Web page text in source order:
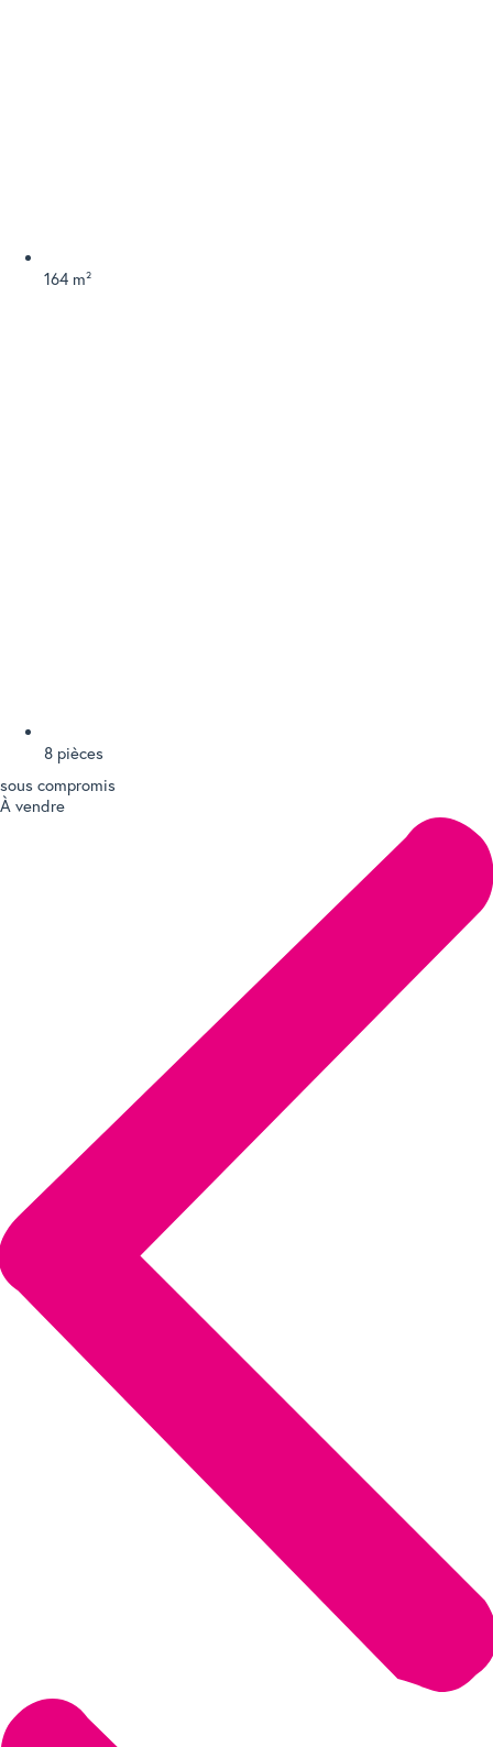
164 m²
8 pièces
sous compromis
À vendre